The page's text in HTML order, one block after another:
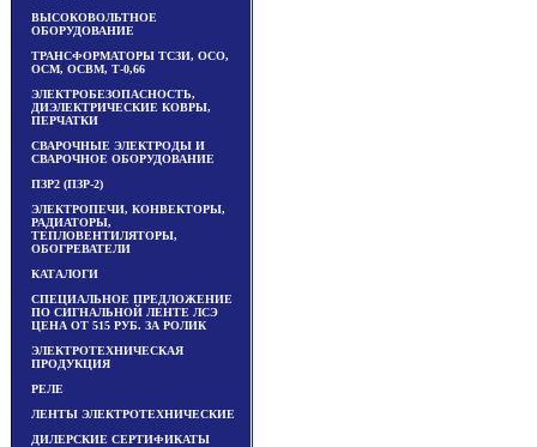
ВЫСОКОВОЛЬТНОЕ
ОБОРУДОВАНИЕ
ТРАНСФОРМАТОРЫ ТСЗИ, ОСО,
ОСМ, ОСВМ, Т-0,66
ЭЛЕКТРОБЕЗОПАСНОСТЬ,
ДИЭЛЕКТРИЧЕСКИЕ КОВРЫ,
ПЕРЧАТКИ
СВАРОЧНЫЕ ЭЛЕКТРОДЫ И
СВАРОЧНОЕ ОБОРУДОВАНИЕ
ПЗР2 (ПЗР-2)
ЭЛЕКТРОПЕЧИ, КОНВЕКТОРЫ,
РАДИАТОРЫ,
ТЕПЛОВЕНТИЛЯТОРЫ,
ОБОГРЕВАТЕЛИ
КАТАЛОГИ
СПЕЦИАЛЬНОЕ ПРЕДЛОЖЕНИЕ
ПО СИГНАЛЬНОЙ ЛЕНТЕ ЛСЭ
ЦЕНА ОТ 515 РУБ. ЗА РОЛИК
ЭЛЕКТРОТЕХНИЧЕСКАЯ
ПРОДУКЦИЯ
РЕЛЕ
ЛЕНТЫ ЭЛЕКТРОТЕХНИЧЕСКИЕ
ДИЛЕРСКИЕ СЕРТИФИКАТЫ